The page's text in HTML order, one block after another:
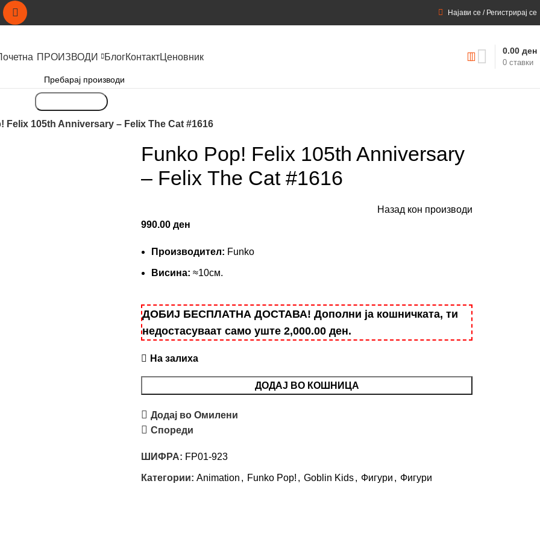
Најави се / Регистрирај се
ПРОИЗВОДИ БлогКонтактЦеновник
0 ставки
0.00 ден
Felix 105th Anniversary – Felix Τhe Cat #1616
Funko Pop! Felix 105th Anniversary
– Felix Τhe Cat #1616
Назад кон производи
990.00 ден
Производител: Funko
Висина: ≈10см.
ДОБИЈ БЕСПЛАТНА ДОСТАВА! Дополни ја кошничката, ти
недостасуваат само уште 2,000.00 ден.
На залиха
ДОДАЈ ВО КОШНИЦА
Додај во Омилени
Спореди
ШИФРА: FP01-923
Категории: Animation , Funko Pop! , Goblin Kids, Фигури , Фигури